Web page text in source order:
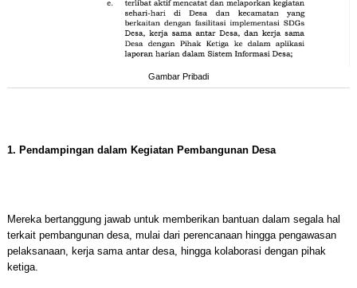
Gambar Pribadi
1. Pendampingan dalam Kegiatan Pembangunan Desa
Mereka bertanggung jawab untuk memberikan bantuan dalam segala hal
terkait pembangunan desa, mulai dari perencanaan hingga pengawasan
pelaksanaan, kerja sama antar desa, hingga kolaborasi dengan pihak
ketiga.